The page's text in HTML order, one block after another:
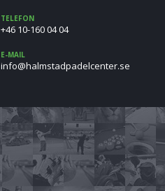
TELEFON
+46 10-160 04 04‬
E-MAIL
es.retnecledapdatsmlah@ofni